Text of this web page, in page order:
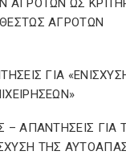
ΑΓΡΟΤΩΝ ΩΣ
ΑΓΡΟΤΩΝ
ΓΙΑ
– ΑΠΑΝΤΗΣΕΙΣ ΓΙΑ
ΤΗΣ